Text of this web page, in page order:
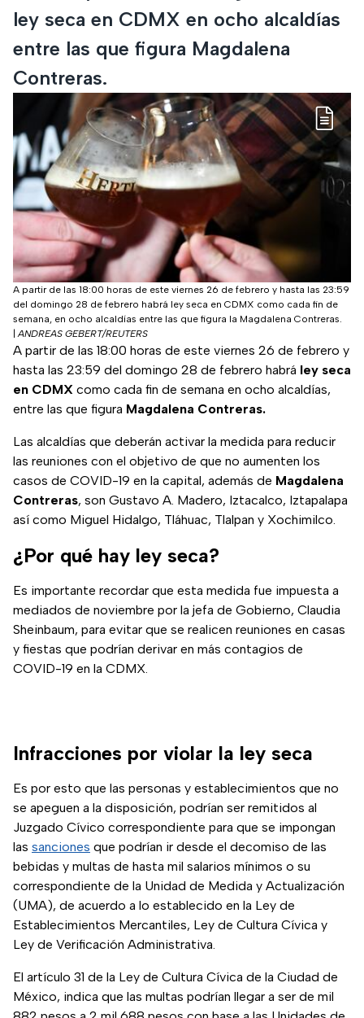
ley seca en CDMX en ocho alcaldías
entre las que figura Magdalena
Contreras.
A partir de las 18:00 horas de este viernes 26 de febrero y hasta las 23:59
del domingo 28 de febrero habrá ley seca en CDMX como cada fin de
semana, en ocho alcaldías entre las que figura la Magdalena Contreras.
|ANDREAS GEBERT/REUTERS
A partir de las 18:00 horas de este viernes 26 de febrero y
hasta las 23:59 del domingo 28 de febrero habrá ley seca
en CDMX como cada fin de semana en ocho alcaldías,
entre las que figura Magdalena Contreras.
Las alcaldías que deberán activar la medida para reducir
las reuniones con el objetivo de que no aumenten los
casos de COVID-19 en la capital, además de Magdalena
Contreras, son Gustavo A. Madero, Iztacalco, Iztapalapa
así como Miguel Hidalgo, Tláhuac, Tlalpan y Xochimilco.
¿Por qué hay ley seca?
Es importante recordar que esta medida fue impuesta a
mediados de noviembre por la jefa de Gobierno, Claudia
Sheinbaum, para evitar que se realicen reuniones en casas
y fiestas que podrían derivar en más contagios de
COVID-19 en la CDMX.
Infracciones por violar la ley seca
Es por esto que las personas y establecimientos que no
se apeguen a la disposición, podrían ser remitidos al
Juzgado Cívico correspondiente para que se impongan
las sanciones que podrían ir desde el decomiso de las
bebidas y multas de hasta mil salarios mínimos o su
correspondiente de la Unidad de Medida y Actualización
(UMA), de acuerdo a lo establecido en la Ley de
Establecimientos Mercantiles, Ley de Cultura Cívica y
Ley de Verificación Administrativa.
El artículo 31 de la Ley de Cultura Cívica de la Ciudad de
México, indica que las multas podrían llegar a ser de mil